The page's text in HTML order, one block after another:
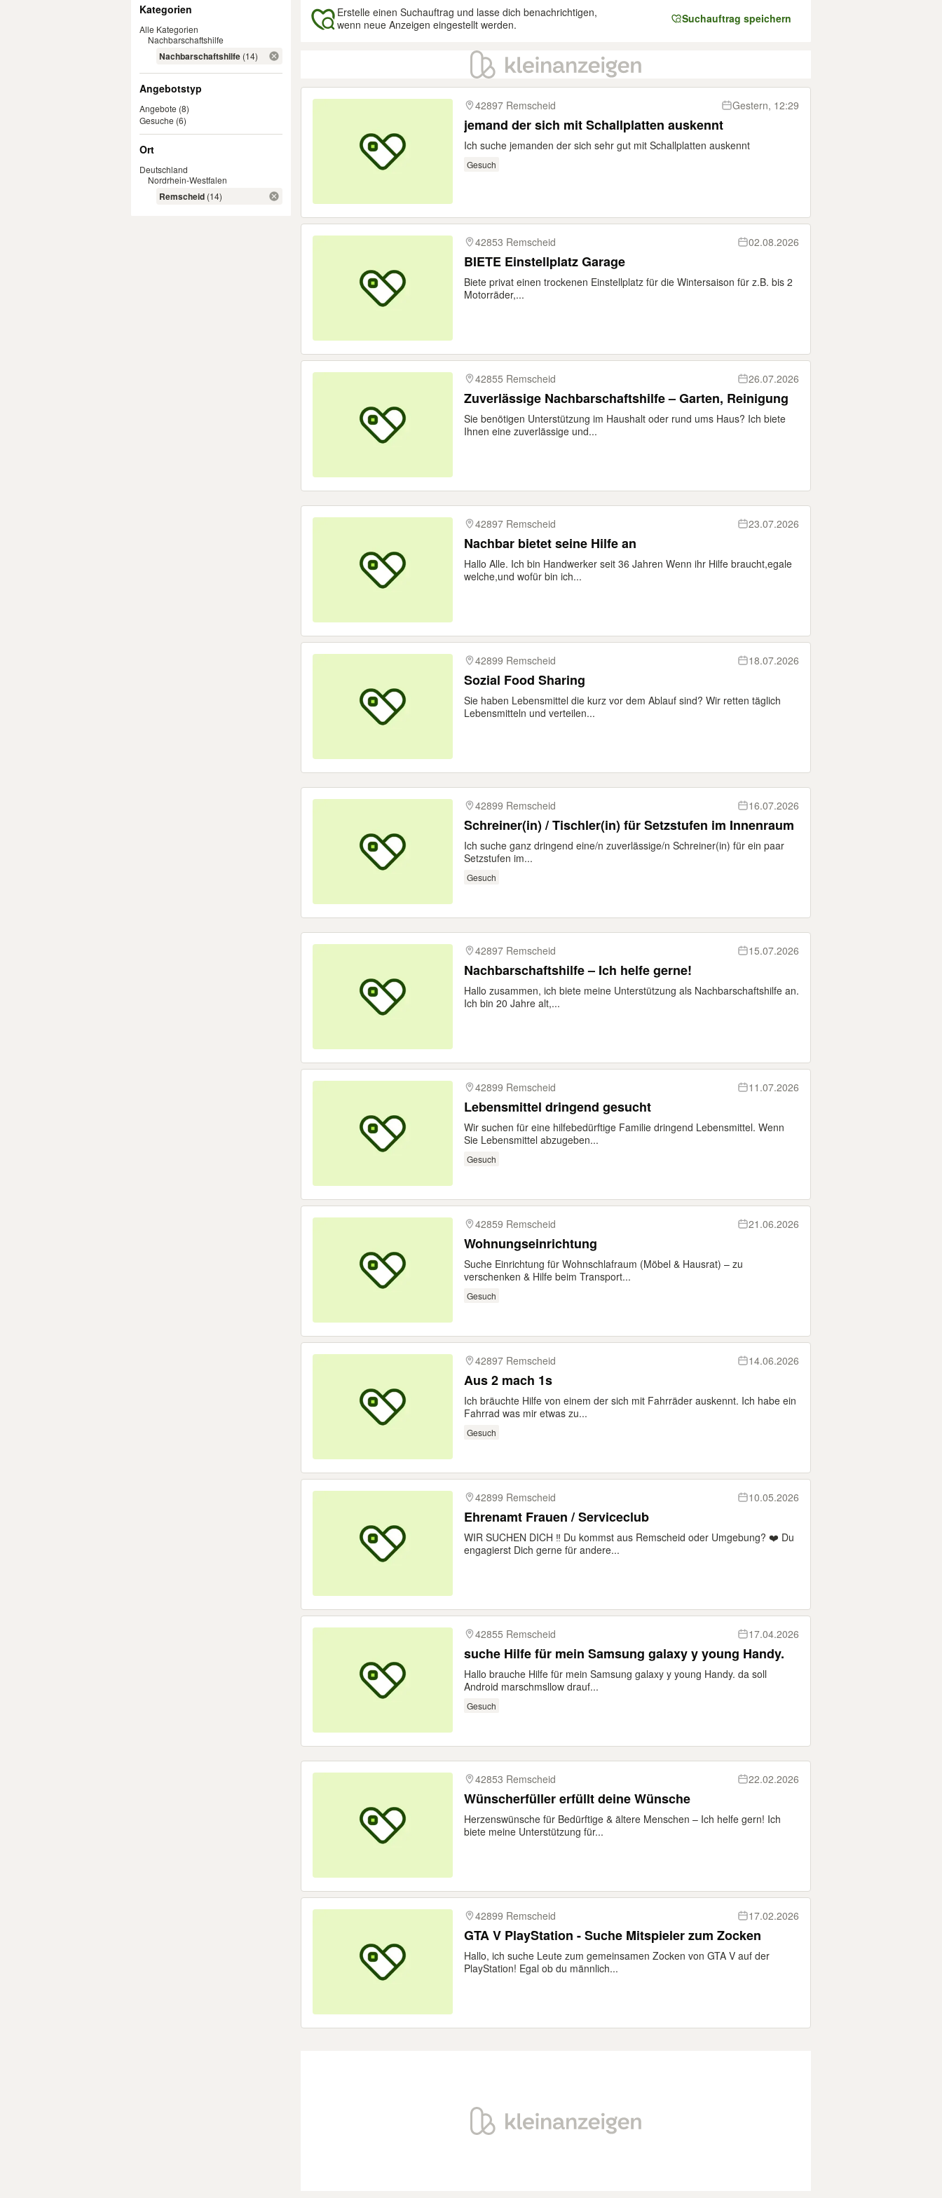
Kategorien
Alle Kategorien
Nachbarschaftshilfe
Nachbarschaftshilfe (14)
Angebotstyp
Angebote (8)
Gesuche (6)
Ort
Deutschland
Nordrhein-Westfalen
Remscheid (14)
Erstelle einen Suchauftrag und lasse dich benachrichtigen,
wenn neue Anzeigen eingestellt werden.
Suchauftrag speichern
Ergebnisse
42897 Remscheid
Gestern, 12:29
jemand der sich mit Schallplatten auskennt
Ich suche jemanden der sich sehr gut mit Schallplatten auskennt
Gesuch
42853 Remscheid 02.08.2026
BIETE Einstellplatz Garage
Biete privat einen trockenen Einstellplatz für die Wintersaison für z.B. bis 2
Motorräder,...
42855 Remscheid 26.07.2026
Zuverlässige Nachbarschaftshilfe – Garten, Reinigung
Sie benötigen Unterstützung im Haushalt oder rund ums Haus? Ich biete
Ihnen eine zuverlässige und...
42897 Remscheid 23.07.2026
Nachbar bietet seine Hilfe an
Hallo Alle. Ich bin Handwerker seit 36 Jahren Wenn ihr Hilfe braucht,egale
welche,und wofür bin ich...
42899 Remscheid 18.07.2026
Sozial Food Sharing
Sie haben Lebensmittel die kurz vor dem Ablauf sind? Wir retten täglich
Lebensmitteln und verteilen...
42899 Remscheid 16.07.2026
Schreiner(in) / Tischler(in) für Setzstufen im Innenraum
Ich suche ganz dringend eine/n zuverlässige/n Schreiner(in) für ein paar
Setzstufen im...
Gesuch
42897 Remscheid 15.07.2026
Nachbarschaftshilfe – Ich helfe gerne!
Hallo zusammen, ich biete meine Unterstützung als Nachbarschaftshilfe an.
Ich bin 20 Jahre alt,...
42899 Remscheid 11.07.2026
Lebensmittel dringend gesucht
Wir suchen für eine hilfebedürftige Familie dringend Lebensmittel. Wenn
Sie Lebensmittel abzugeben...
Gesuch
42859 Remscheid 21.06.2026
Wohnungseinrichtung
Suche Einrichtung für Wohnschlafraum (Möbel & Hausrat) – zu
verschenken & Hilfe beim Transport...
Gesuch
42897 Remscheid 14.06.2026
Aus 2 mach 1s
Ich bräuchte Hilfe von einem der sich mit Fahrräder auskennt. Ich habe ein
Fahrrad was mir etwas zu...
Gesuch
42899 Remscheid 10.05.2026
Ehrenamt Frauen / Serviceclub
WIR SUCHEN DICH ‼️ Du kommst aus Remscheid oder Umgebung? ❤️ Du
engagierst Dich gerne für andere...
42855 Remscheid 17.04.2026
suche Hilfe für mein Samsung galaxy y young Handy.
Hallo brauche Hilfe für mein Samsung galaxy y young Handy. da soll
Android marschmsllow drauf...
Gesuch
42853 Remscheid 22.02.2026
Wünscherfüller erfüllt deine Wünsche
Herzenswünsche für Bedürftige & ältere Menschen – Ich helfe gern! Ich
biete meine Unterstützung für...
42899 Remscheid 17.02.2026
GTA V PlayStation - Suche Mitspieler zum Zocken
Hallo, ich suche Leute zum gemeinsamen Zocken von GTA V auf der
PlayStation! Egal ob du männlich...